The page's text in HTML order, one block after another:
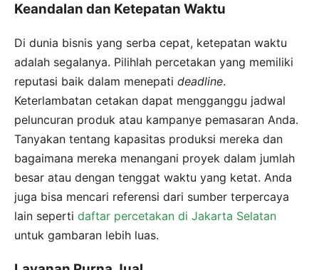
Keandalan dan Ketepatan Waktu
Di dunia bisnis yang serba cepat, ketepatan waktu
adalah segalanya. Pilihlah percetakan yang memiliki
reputasi baik dalam menepati deadline.
Keterlambatan cetakan dapat mengganggu jadwal
peluncuran produk atau kampanye pemasaran Anda.
Tanyakan tentang kapasitas produksi mereka dan
bagaimana mereka menangani proyek dalam jumlah
besar atau dengan tenggat waktu yang ketat. Anda
juga bisa mencari referensi dari sumber terpercaya
lain seperti daftar percetakan di Jakarta Selatan
untuk gambaran lebih luas.